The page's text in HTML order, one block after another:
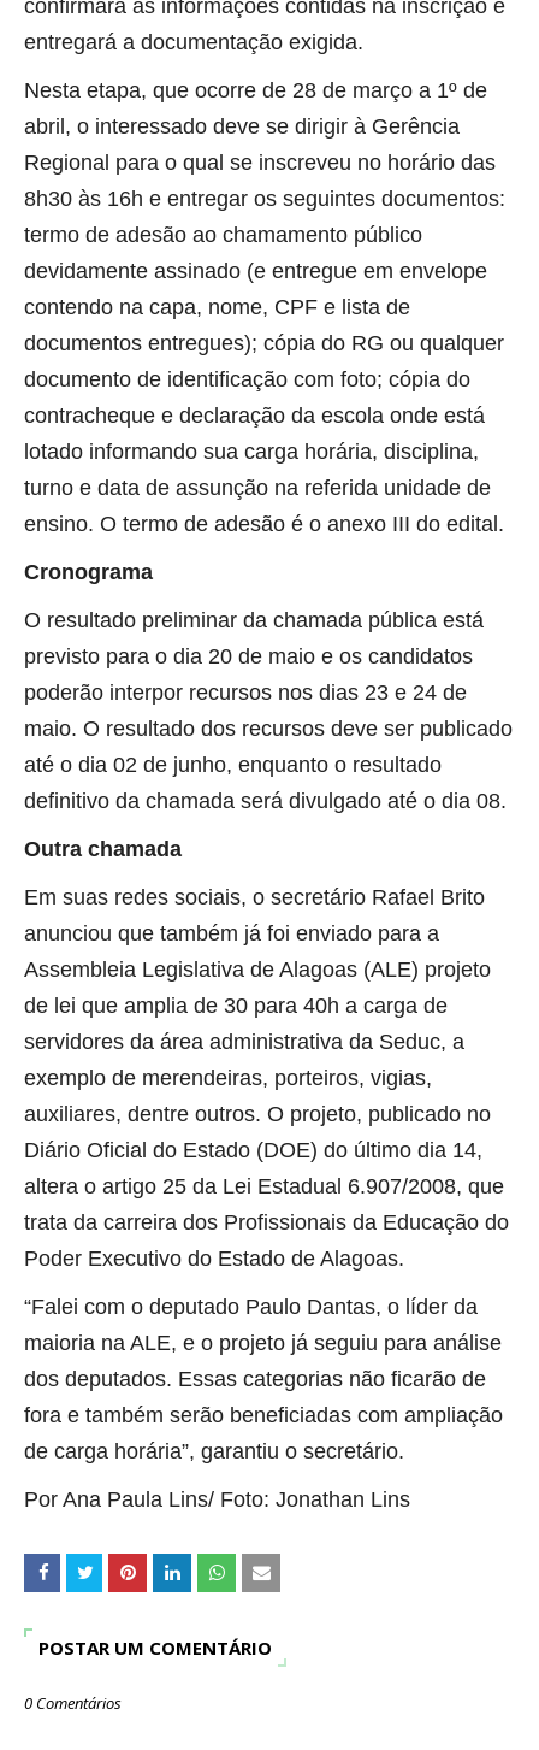
confirmará as informações contidas na inscrição e
entregará a documentação exigida.
Nesta etapa, que ocorre de 28 de março a 1º de
abril, o interessado deve se dirigir à Gerência
Regional para o qual se inscreveu no horário das
8h30 às 16h e entregar os seguintes documentos:
termo de adesão ao chamamento público
devidamente assinado (e entregue em envelope
contendo na capa, nome, CPF e lista de
documentos entregues); cópia do RG ou qualquer
documento de identificação com foto; cópia do
contracheque e declaração da escola onde está
lotado informando sua carga horária, disciplina,
turno e data de assunção na referida unidade de
ensino. O termo de adesão é o anexo III do edital.
Cronograma
O resultado preliminar da chamada pública está
previsto para o dia 20 de maio e os candidatos
poderão interpor recursos nos dias 23 e 24 de
maio. O resultado dos recursos deve ser publicado
até o dia 02 de junho, enquanto o resultado
definitivo da chamada será divulgado até o dia 08.
Outra chamada
Em suas redes sociais, o secretário Rafael Brito
anunciou que também já foi enviado para a
Assembleia Legislativa de Alagoas (ALE) projeto
de lei que amplia de 30 para 40h a carga de
servidores da área administrativa da Seduc, a
exemplo de merendeiras, porteiros, vigias,
auxiliares, dentre outros. O projeto, publicado no
Diário Oficial do Estado (DOE) do último dia 14,
altera o artigo 25 da Lei Estadual 6.907/2008, que
trata da carreira dos Profissionais da Educação do
Poder Executivo do Estado de Alagoas.
“Falei com o deputado Paulo Dantas, o líder da
maioria na ALE, e o projeto já seguiu para análise
dos deputados. Essas categorias não ficarão de
fora e também serão beneficiadas com ampliação
de carga horária”, garantiu o secretário.
Por Ana Paula Lins/ Foto: Jonathan Lins
POSTAR UM COMENTÁRIO
0 Comentários